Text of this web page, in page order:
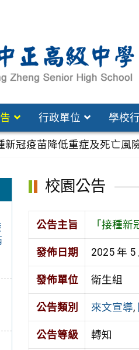
行政單位 學校
新冠疫苗降低重症及死亡風
校園公告
公告主旨 「接種
發佈日期 2025 年 5
發佈單位 衛生組
公告類別 來文宣導,
公告等級 轉知